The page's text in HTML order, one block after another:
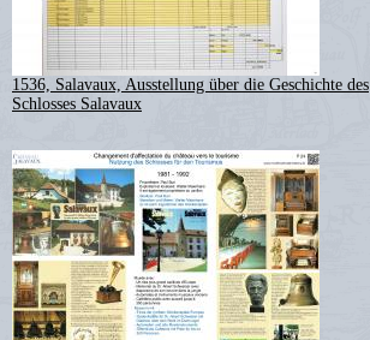
1536, Salavaux, Ausstellung über die Geschichte des
Schlosses Salavaux